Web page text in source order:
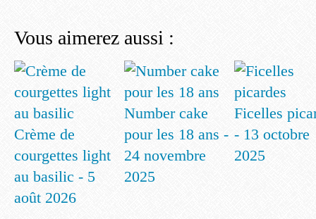
Vous aimerez aussi :
Crème de
courgettes light
au basilic - 5
août 2026
Number cake
pour les 18 ans -
24 novembre
2025
Ficelles
- 13 octobre
2025